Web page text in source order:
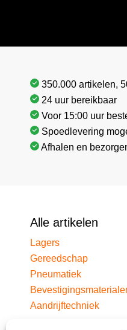
350.000 artikelen,
24 uur bereikbaar
Voor 15:00 uur
Spoedlevering
Afhalen en
Alle artikelen
Lagers
Gereedschap
Pneumatiek
Aandrijftechniek